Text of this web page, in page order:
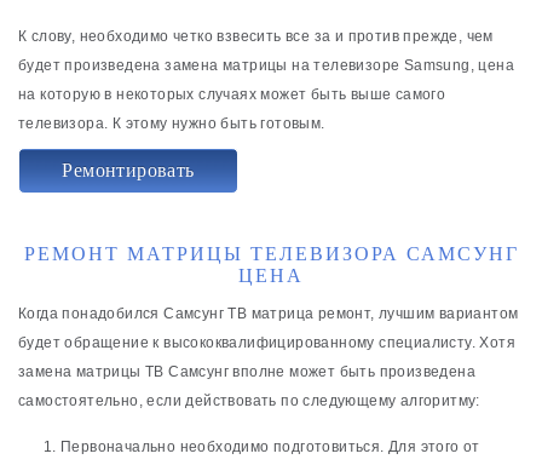
К слову, необходимо четко взвесить все за и против прежде, чем
будет произведена замена матрицы на телевизоре Samsung, цена
на которую в некоторых случаях может быть выше самого
телевизора. К этому нужно быть готовым.
Ремонтировать
РЕМОНТ МАТРИЦЫ ТЕЛЕВИЗОРА САМСУНГ
ЦЕНА
Когда понадобился Самсунг ТВ матрица ремонт, лучшим вариантом
будет обращение к высококвалифицированному специалисту. Хотя
замена матрицы ТВ Самсунг вполне может быть произведена
самостоятельно, если действовать по следующему алгоритму:
Первоначально необходимо подготовиться. Для этого от